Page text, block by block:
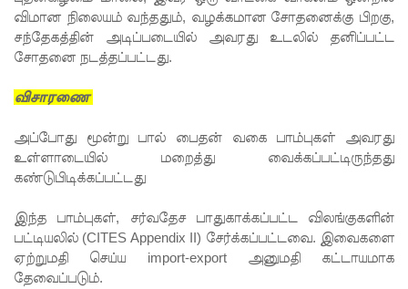
அமைதியி
ன்மை!
மீனவர்க
விடுதலை
கோரி
ஜெய்சங்க
ருக்கு
விஜய்
விமான நிலையம் வந்ததும், வழக்கமான சோதனைக்கு பிறகு,
சந்தேகத்தின் அடிப்படையில் அவரது உடலில் தனிப்பட்ட
சோதனை நடத்தப்பட்டது.
விசாரணை
அப்போது மூன்று பால் பைதன் வகை பாம்புகள் அவரது
உள்ளாடையில் மறைத்து வைக்கப்பட்டிருந்தது
கண்டுபிடிக்கப்பட்டது
இந்த பாம்புகள், சர்வதேச பாதுகாக்கப்பட்ட விலங்குகளின்
பட்டியலில் (CITES Appendix II) சேர்க்கப்பட்டவை. இவைகளை
ஏற்றுமதி செய்ய import-export அனுமதி கட்டாயமாக
தேவைப்படும்.